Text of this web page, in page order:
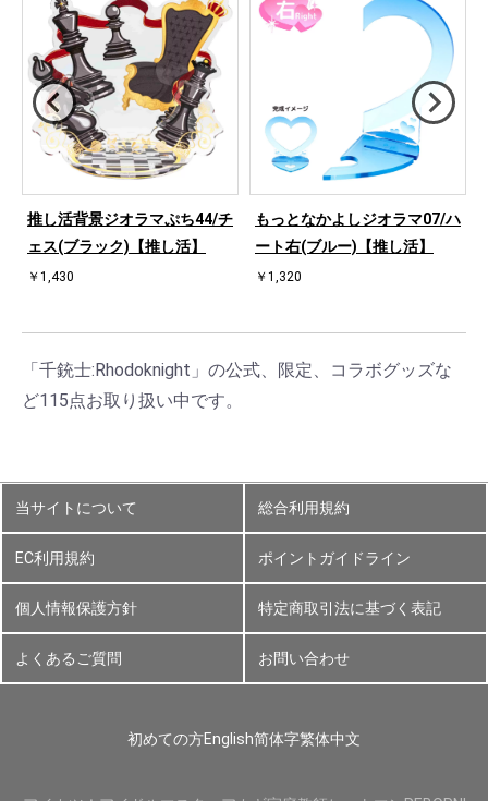
推し活背景ジオラマぷち44/チ
ェス(ブラック)【推し活】
￥1,430
もっとなかよしジオラマ07/ハ
ート右(ブルー)【推し活】
￥1,320
「千銃士:Rhodoknight」の公式、限定、コラボグッズな
ど115点お取り扱い中です。
当サイトについて 総合利用規約
EC利用規約 ポイントガイドライン
個人情報保護方針 特定商取引法に基づく表記
よくあるご質問 お問い合わせ
初めての方English简体字繁体中文